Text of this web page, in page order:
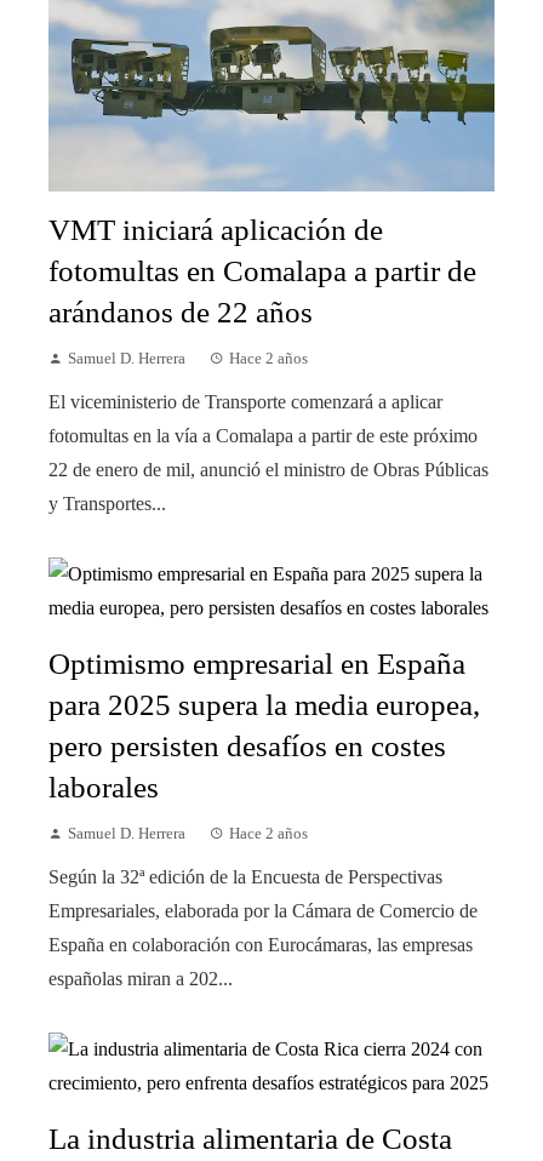
VMT iniciará aplicación de
fotomultas en Comalapa a partir de
arándanos de 22 años
Samuel D. Herrera Hace 2 años
El viceministerio de Transporte comenzará a aplicar
fotomultas en la vía a Comalapa a partir de este próximo
22 de enero de mil, anunció el ministro de Obras Públicas
y Transportes...
Optimismo empresarial en España
para 2025 supera la media europea,
pero persisten desafíos en costes
laborales
Samuel D. Herrera Hace 2 años
Según la 32ª edición de la Encuesta de Perspectivas
Empresariales, elaborada por la Cámara de Comercio de
España en colaboración con Eurocámaras, las empresas
españolas miran a 202...
La industria alimentaria de Costa